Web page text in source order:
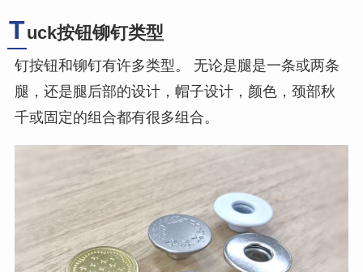
Tuck按钮铆钉类型
钉按钮和铆钉有许多类型。 无论是腿是一条或两条
腿，还是腿后部的设计，帽子设计，颜色，颈部秋
千或固定的组合都有很多组合。